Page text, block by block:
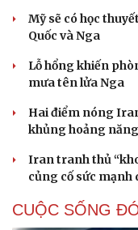
Mỹ sẽ có học
Quốc và Nga
Lỗ hổng khiến
mưa tên lửa Nga
Hai điểm nóng
khủng hoảng
Iran tranh thủ
củng cố sức mạnh
CUỘC SỐNG